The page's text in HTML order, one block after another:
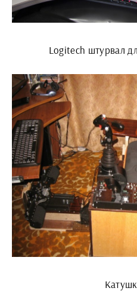
Logitech штурвал